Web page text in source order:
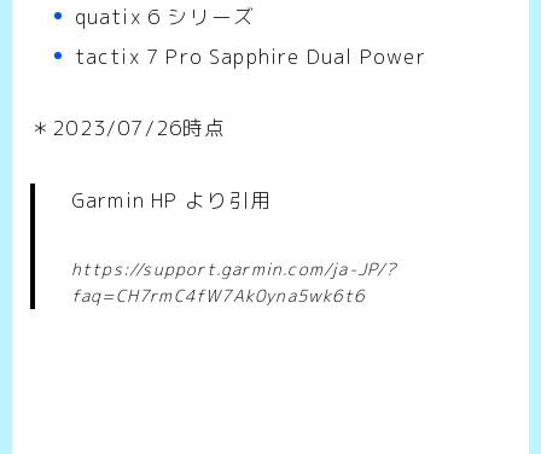
quatix 6 シリーズ
tactix 7 Pro Sapphire Dual Power
＊2023/07/26時点
Garmin HP より引用
https://support.garmin.com/ja-JP/?
faq=CH7rmC4fW7Ak0yna5wk6t6